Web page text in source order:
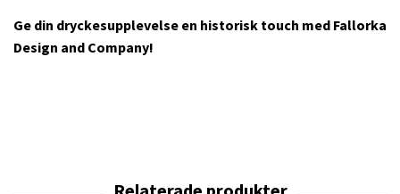
Ge din dryckesupplevelse en historisk touch med Fallorka
Design and Company!